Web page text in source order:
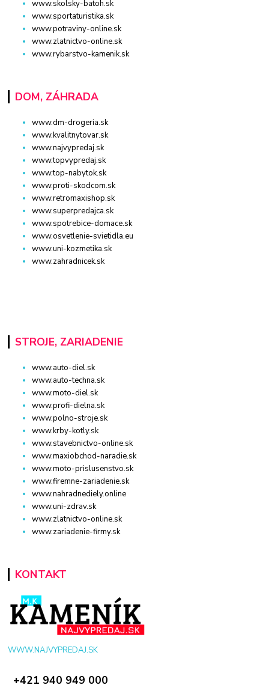
www.skolsky-batoh.sk
www.sportaturistika.sk
www.potraviny-online.sk
www.zlatnictvo-online.sk
www.rybarstvo-kamenik.sk
DOM, ZÁHRADA
www.dm-drogeria.sk
www.kvalitnytovar.sk
www.najvypredaj.sk
www.topvypredaj.sk
www.top-nabytok.sk
www.proti-skodcom.sk
www.retromaxishop.sk
www.superpredajca.sk
www.spotrebice-domace.sk
www.osvetlenie-svietidla.eu
www.uni-kozmetika.sk
www.zahradnicek.sk
STROJE, ZARIADENIE
www.auto-diel.sk
www.auto-techna.sk
www.moto-diel.sk
www.profi-dielna.sk
www.polno-stroje.sk
www.krby-kotly.sk
www.stavebnictvo-online.sk
www.maxiobchod-naradie.sk
www.moto-prislusenstvo.sk
www.firemne-zariadenie.sk
www.nahradnediely.online
www.uni-zdrav.sk
www.zlatnictvo-online.sk
www.zariadenie-firmy.sk
KONTAKT
WWW.NAJVYPREDAJ.SK
+421 940 949 000